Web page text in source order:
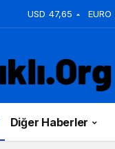
USD 47,65 EURO
Diğer Haberler